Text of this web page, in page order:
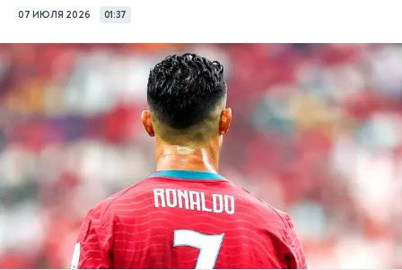
07 ИЮЛЯ 2026 01:37